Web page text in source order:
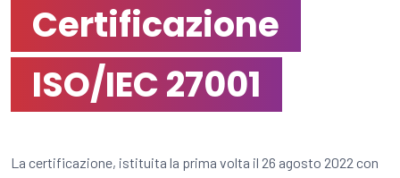
Certificazione
ISO/IEC 27001
La certificazione, istituita la prima volta il 26 agosto 2022 con